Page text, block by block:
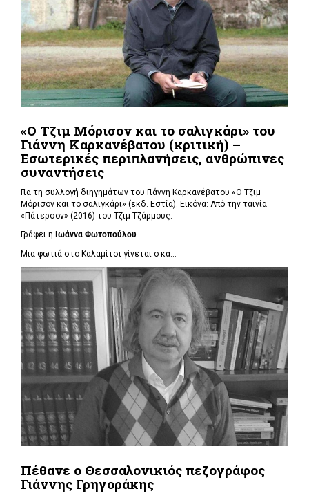
«Ο Τζιμ Μόρισον και το σαλιγκάρι» του
Γιάννη Καρκανέβατου (κριτική) –
Εσωτερικές περιπλανήσεις, ανθρώπινες
συναντήσεις
Για τη συλλογή διηγημάτων του Γιάννη Καρκανέβατου «Ο Τζιμ
Μόρισον και το σαλιγκάρι» (εκδ. Εστία). Εικόνα: Από την ταινία
«Πάτερσον» (2016) του Τζιμ Τζάρμους.
Γράφει η Ιωάννα Φωτοπούλου
Μια φωτιά στο Καλαμίτσι γίνεται ο κα...
Πέθανε ο Θεσσαλονικιός πεζογράφος
Γιάννης Γρηγοράκης